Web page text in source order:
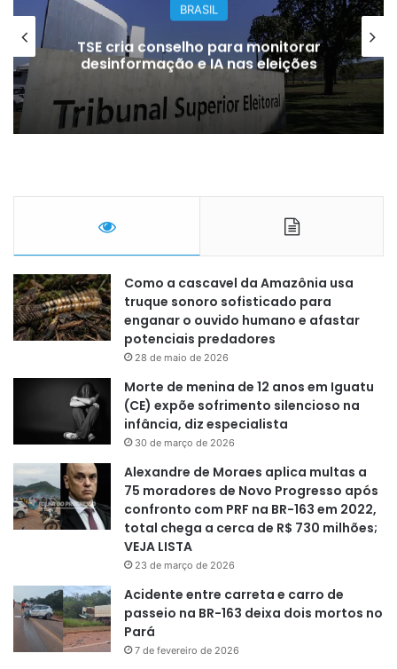
BRASIL
TSE cria conselho para monitorar
desinformação e IA nas eleições
Como a cascavel da Amazônia usa
truque sonoro sofisticado para
enganar o ouvido humano e afastar
potenciais predadores
28 de maio de 2026
Morte de menina de 12 anos em Iguatu
(CE) expõe sofrimento silencioso na
infância, diz especialista
30 de março de 2026
Alexandre de Moraes aplica multas a
75 moradores de Novo Progresso após
confronto com PRF na BR-163 em 2022,
total chega a cerca de R$ 730 milhões;
VEJA LISTA
23 de março de 2026
Acidente entre carreta e carro de
passeio na BR-163 deixa dois mortos no
Pará
7 de fevereiro de 2026